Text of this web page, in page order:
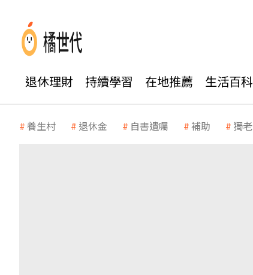
退休理財 持續學習 在地推薦 生活百科
養生村 退休金 自書遺囑 補助 獨老